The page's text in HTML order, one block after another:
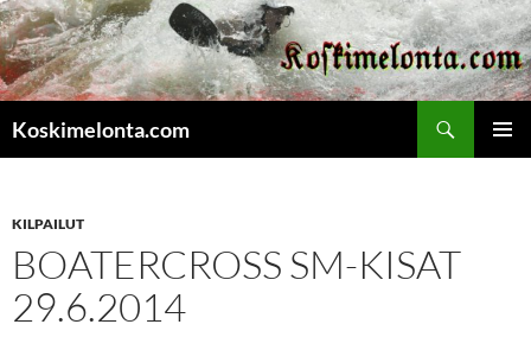
Koskimelonta.com
KILPAILUT
BOATERCROSS SM-KISAT
29.6.2014